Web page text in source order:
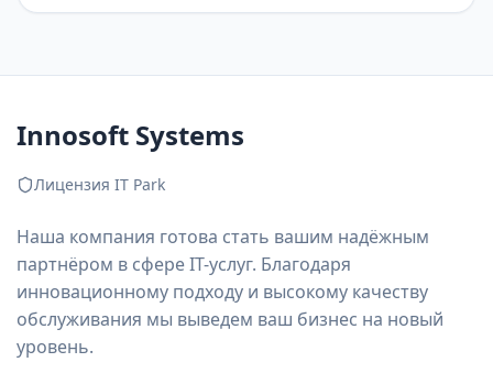
Innosoft Systems
Лицензия IT Park
Наша компания готова стать вашим надёжным
партнёром в сфере IT-услуг. Благодаря
инновационному подходу и высокому качеству
обслуживания мы выведем ваш бизнес на новый
уровень.